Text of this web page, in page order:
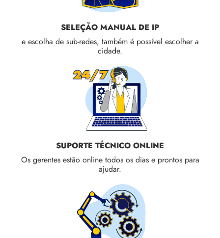
SELEÇÃO MANUAL DE IP
e escolha de sub-redes, também é possível escolher a
cidade.
SUPORTE TÉCNICO ONLINE
Os gerentes estão online todos os dias e prontos para
ajudar.